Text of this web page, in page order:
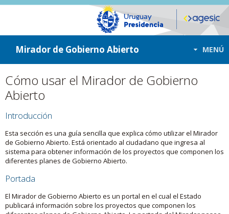
ir a contenido
ir al menú
Mirador de Gobierno Abierto MENÚ
Cómo usar el Mirador de Gobierno
Abierto
Introducción
Esta sección es una guía sencilla que explica cómo utilizar el Mirador
de Gobierno Abierto. Está orientado al ciudadano que ingresa al
sistema para obtener información de los proyectos que componen los
diferentes planes de Gobierno Abierto.
Portada
El Mirador de Gobierno Abierto es un portal en el cual el Estado
publicará información sobre los proyectos que componen los